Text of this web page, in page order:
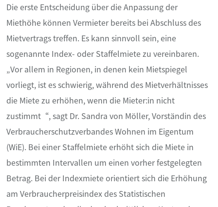
Die erste Entscheidung über die Anpassung der
Miethöhe können Vermieter bereits bei Abschluss des
Mietvertrags treffen. Es kann sinnvoll sein, eine
sogenannte Index- oder Staffelmiete zu vereinbaren.
„Vor allem in Regionen, in denen kein Mietspiegel
vorliegt, ist es schwierig, während des Mietverhältnisses
die Miete zu erhöhen, wenn die Mieter:in nicht
zustimmt“, sagt Dr. Sandra von Möller, Vorständin des
Verbraucherschutzverbandes Wohnen im Eigentum
(WiE). Bei einer Staffelmiete erhöht sich die Miete in
bestimmten Intervallen um einen vorher festgelegten
Betrag. Bei der Indexmiete orientiert sich die Erhöhung
am Verbraucherpreisindex des Statistischen